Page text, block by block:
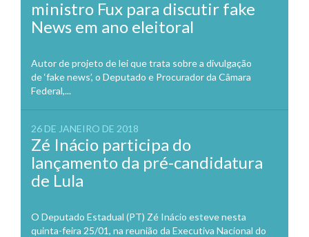
ministro Fux para discutir fake
News em ano eleitoral
Autor de projeto de lei que trata sobre a divulgação
de ‘fake news’, o Deputado e Procurador da Câmara
Federal,...
26 DE JANEIRO DE 2018
Zé Inácio participa do
lançamento da pré-candidatura
de Lula
O Deputado Estadual (PT) Zé Inácio esteve nesta
quinta-feira 25/01, na reunião da Executiva Nacional do